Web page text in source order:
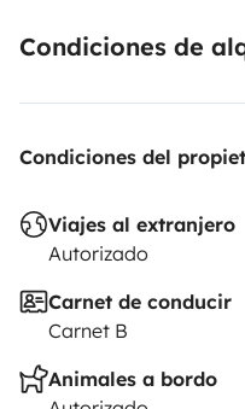
Condiciones de
Condiciones del
Viajes al extranjero
Autorizado
Carnet de conducir
Carnet B
Animales a bordo